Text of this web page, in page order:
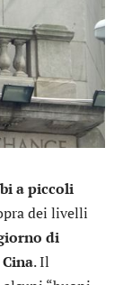
a piccoli
dei livelli
di
. Il